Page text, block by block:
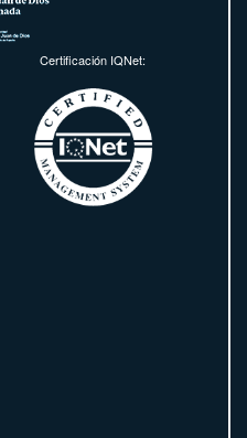
Certificación IQNet: